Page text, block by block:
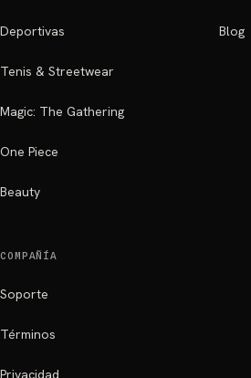
Deportivas
Tenis & Streetwear
Magic: The Gathering
One Piece
Beauty
Blog
COMPAÑÍA
Soporte
Términos
Privacidad